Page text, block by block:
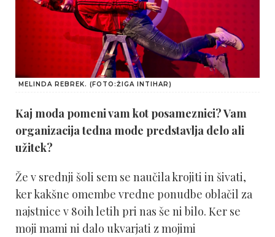
MELINDA REBREK. (FOTO:ŽIGA INTIHAR)
Kaj moda pomeni vam kot posameznici? Vam
organizacija tedna mode predstavlja delo ali
užitek?
Že v srednji šoli sem se naučila krojiti in šivati,
ker kakšne omembe vredne ponudbe oblačil za
najstnice v 80ih letih pri nas še ni bilo. Ker se
moji mami ni dalo ukvarjati z mojimi